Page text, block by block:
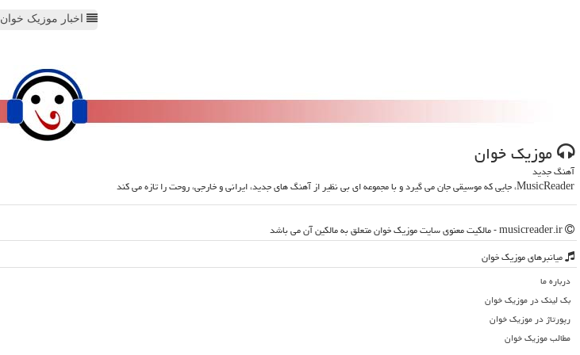
اخبار موزیک خوان
موزیك خوان
آهنگ جدید
MusicReader، جایی که موسیقی جان می گیرد و با مجموعه ای بی نظیر از آهنگ های جدید، ایرانی و خارجی، روحت را تازه می کند
میانبرهای موزیك خوان
درباره ما
بک لینک در موزیك خوان
رپورتاژ در موزیك خوان
مطالب موزیك خوان